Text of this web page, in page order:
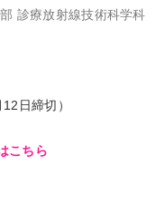
療放射線技術科学科
12日締切）
こちら